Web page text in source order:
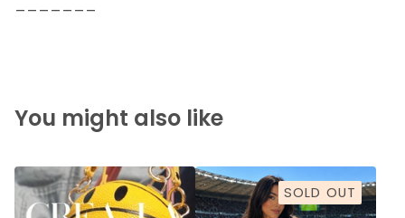
You might also like
SOLD OUT